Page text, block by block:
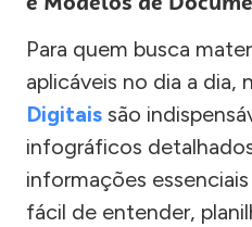
Para quem busca
aplicáveis no dia a dia,
Digitais são
infográficos
informações
fácil de entender,